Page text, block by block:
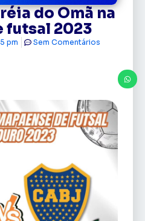
do Omã na
futsal 2023
pm Sem Comentários